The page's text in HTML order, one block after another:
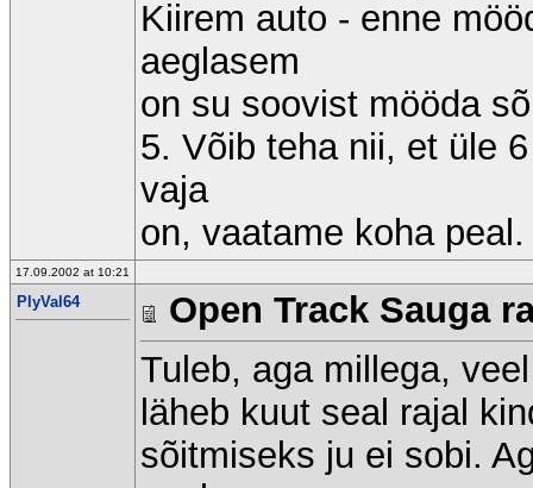
Kiirem auto - enne
aeglasem
on su soovist mööda
5. Võib teha nii, et üle
vaja
on, vaatame koha peal.
17.09.2002 at 10:21
PlyVal64
Open Track Sauga
Tuleb, aga millega,
läheb kuut seal rajal
sõitmiseks ju ei sobi.